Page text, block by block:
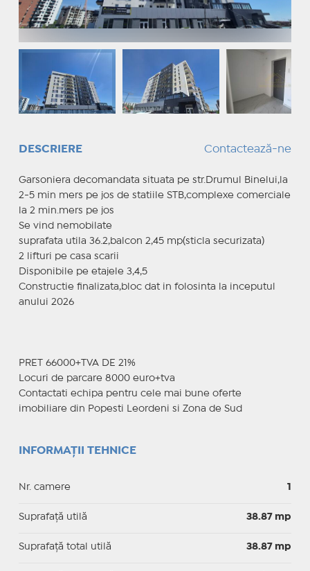
DESCRIERE Contactează-ne
Garsoniera decomandata situata pe str.Drumul Binelui,la
2-5 min mers pe jos de statiile STB,complexe comerciale
la 2 min.mers pe jos
Se vind nemobilate
suprafata utila 36.2,balcon 2,45 mp(sticla securizata)
2 lifturi pe casa scarii
Disponibile pe etajele 3,4,5
Constructie finalizata,bloc dat in folosinta la inceputul
anului 2026
PRET 66000+TVA DE 21%
Locuri de parcare 8000 euro+tva
Contactati echipa pentru cele mai bune oferte
imobiliare din Popesti Leordeni si Zona de Sud
INFORMAȚII TEHNICE
Nr. camere 1
Suprafaţă utilă 38.87 mp
Suprafaţă total utilă 38.87 mp